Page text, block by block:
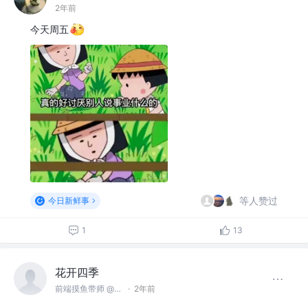
2年前
今天周五
今日新鲜事 等人赞过
1 13
花开四季
前端摸鱼带师 @名不见经传沙雕公司 · 2年前